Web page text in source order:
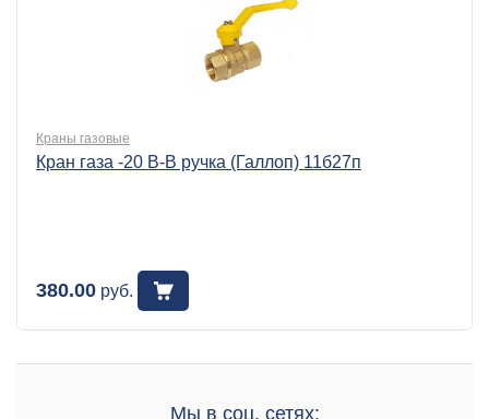
Краны газовые
Кран газа -20 В-В ручка (Галлоп) 11б27п
380.00 руб.
Мы в соц. сетях: